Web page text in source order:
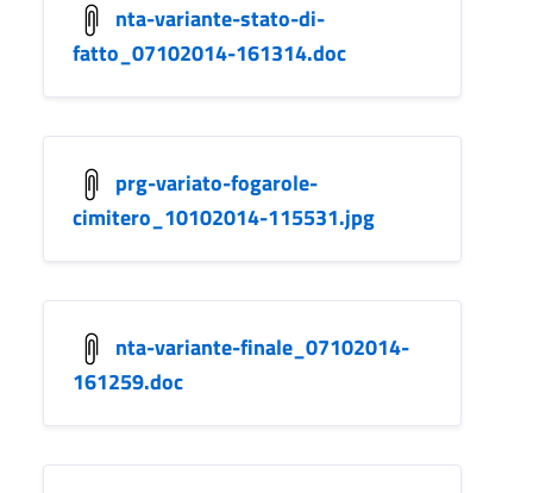
nta-variante-stato-di-
fatto_07102014-161314.doc
prg-variato-fogarole-
cimitero_10102014-115531.jpg
nta-variante-finale_07102014-
161259.doc